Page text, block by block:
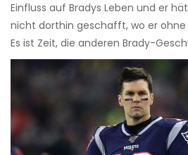
Einfluss auf Bradys Leben und er
nicht dorthin geschafft, wo er ohne
Es ist Zeit, die anderen Brady-